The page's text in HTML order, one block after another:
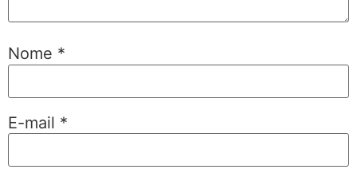
Nome *
E-mail *